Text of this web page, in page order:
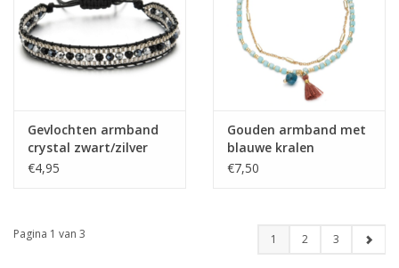
Gevlochten armband
crystal zwart/zilver
€4,95
Gouden armband met
blauwe kralen
€7,50
Pagina 1 van 3 1 2 3